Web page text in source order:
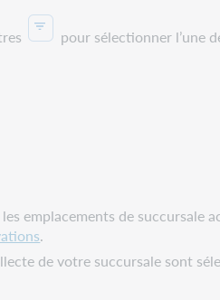
pour sélectionner l’une
emplacements de
.
de votre succursale sont